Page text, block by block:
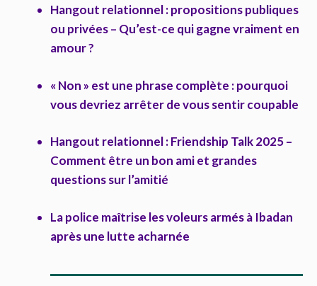
Hangout relationnel : propositions publiques
ou privées – Qu’est-ce qui gagne vraiment en
amour ?
« Non » est une phrase complète : pourquoi
vous devriez arrêter de vous sentir coupable
Hangout relationnel : Friendship Talk 2025 –
Comment être un bon ami et grandes
questions sur l’amitié
La police maîtrise les voleurs armés à Ibadan
après une lutte acharnée